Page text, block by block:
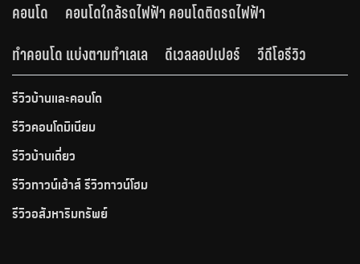
คอนโด
คอนโดใกล้รถไฟฟ้า คอนโดติดรถไฟฟ้า
ทำคอนโด แบ่งตามทำเลเล
ดีเวลลอปเปอร์ วีดีโอรีวิว
รีวิวบ้านและคอนโด
รีวิวคอนโดมิเนียม
รีวิวบ้านเดี่ยว
รีวิวทาวน์เฮ้าส์ รีวิวทาวน์โฮม
รีวิวอสังหาริมทรัพย์